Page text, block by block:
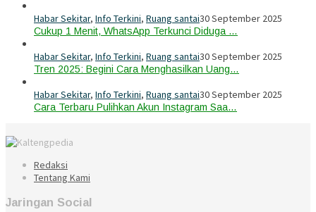
Habar Sekitar, Info Terkini, Ruang santai30 September 2025
Cukup 1 Menit, WhatsApp Terkunci Diduga …
Habar Sekitar, Info Terkini, Ruang santai30 September 2025
Tren 2025: Begini Cara Menghasilkan Uang…
Habar Sekitar, Info Terkini, Ruang santai30 September 2025
Cara Terbaru Pulihkan Akun Instagram Saa…
Redaksi
Tentang Kami
Jaringan Social